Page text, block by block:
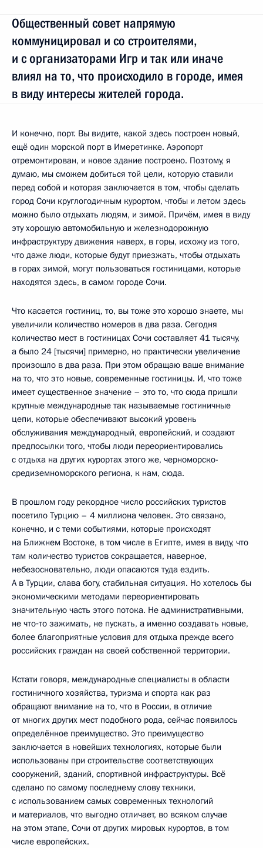
Общественный совет напрямую
коммуницировал и со строителями,
и с организаторами Игр и так или иначе
влиял на то, что происходило в городе, имея
в виду интересы жителей города.
И конечно, порт. Вы видите, какой здесь построен новый,
ещё один морской порт в Имеретинке. Аэропорт
отремонтирован, и новое здание построено. Поэтому, я
думаю, мы сможем добиться той цели, которую ставили
перед собой и которая заключается в том, чтобы сделать
город Сочи круглогодичным курортом, чтобы и летом здесь
можно было отдыхать людям, и зимой. Причём, имея в виду
эту хорошую автомобильную и железнодорожную
инфраструктуру движения наверх, в горы, исхожу из того,
что даже люди, которые будут приезжать, чтобы отдыхать
в горах зимой, могут пользоваться гостиницами, которые
находятся здесь, в самом городе Сочи.
Что касается гостиниц, то, вы тоже это хорошо знаете, мы
увеличили количество номеров в два раза. Сегодня
количество мест в гостиницах Сочи составляет 41 тысячу,
а было 24 [тысячи] примерно, но практически увеличение
произошло в два раза. При этом обращаю ваше внимание
на то, что это новые, современные гостиницы. И, что тоже
имеет существенное значение – это то, что сюда пришли
крупные международные так называемые гостиничные
цепи, которые обеспечивают высокий уровень
обслуживания международный, европейский, и создают
предпосылки того, чтобы люди переориентировались
с отдыха на других курортах этого же, черноморско-
средиземноморского региона, к нам, сюда.
В прошлом году рекордное число российских туристов
посетило Турцию – 4 миллиона человек. Это связано,
конечно, и с теми событиями, которые происходят
на Ближнем Востоке, в том числе в Египте, имея в виду, что
там количество туристов сокращается, наверное,
небезосновательно, люди опасаются туда ездить.
А в Турции, слава богу, стабильная ситуация. Но хотелось бы
экономическими методами переориентировать
значительную часть этого потока. Не административными,
не что‑то зажимать, не пускать, а именно создавать новые,
более благоприятные условия для отдыха прежде всего
российских граждан на своей собственной территории.
Кстати говоря, международные специалисты в области
гостиничного хозяйства, туризма и спорта как раз
обращают внимание на то, что в России, в отличие
от многих других мест подобного рода, сейчас появилось
определённое преимущество. Это преимущество
заключается в новейших технологиях, которые были
использованы при строительстве соответствующих
сооружений, зданий, спортивной инфраструктуры. Всё
сделано по самому последнему слову техники,
с использованием самых современных технологий
и материалов, что выгодно отличает, во всяком случае
на этом этапе, Сочи от других мировых курортов, в том
числе европейских.